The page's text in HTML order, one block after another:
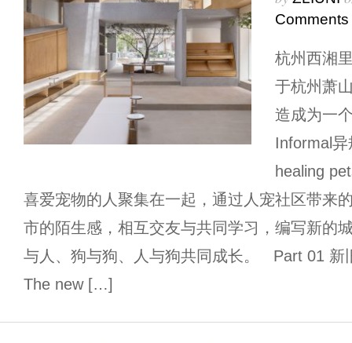
Comments
杭州西湘
于杭州萧
造成为一
Informal
healing
喜爱宠物的人聚集在一起，通过人宠社区带来
市的陌生感，相互交友与共同学习，编写新的
与人、狗与狗、人与狗共同成长。 Part 01 新
The new […]